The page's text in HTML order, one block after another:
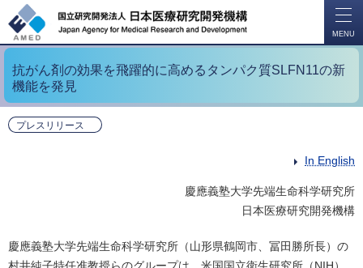
MENU
抗がん剤の効果を飛躍的に高めるタンパク質SLFN11の新
機能を発見
プレスリリース
In English
慶應義塾大学先端生命科学研究所
日本医療研究開発機構
慶應義塾大学先端生命科学研究所（山形県鶴岡市、冨田勝所長）の